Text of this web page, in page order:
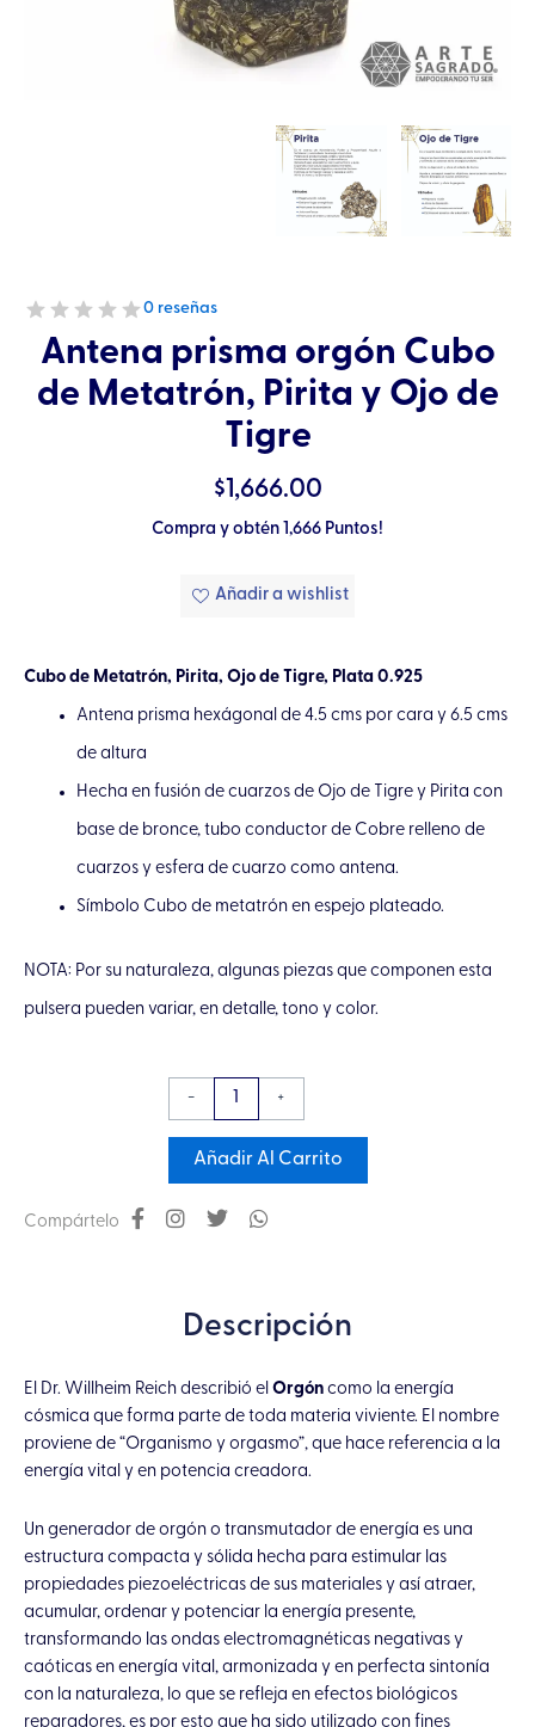
0 reseñas
Antena prisma orgón Cubo
de Metatrón, Pirita y Ojo de
Tigre
$1,666.00
Compra y obtén 1,666 Puntos!
Añadir a wishlist
Cubo de Metatrón, Pirita, Ojo de Tigre, Plata 0.925
Antena prisma hexágonal de 4.5 cms por cara y 6.5 cms
de altura
Hecha en fusión de cuarzos de Ojo de Tigre y Pirita con
base de bronce, tubo conductor de Cobre relleno de
cuarzos y esfera de cuarzo como antena.
Símbolo Cubo de metatrón en espejo plateado.
NOTA: Por su naturaleza, algunas piezas que componen esta
pulsera pueden variar, en detalle, tono y color.
-
prisma
orgón
Cubo
de
Ojo
cantidad
+
Añadir Al Carrito
Compártelo
Descripción
El Dr. Willheim Reich describió el Orgón como la energía
cósmica que forma parte de toda materia viviente. El nombre
proviene de “Organismo y orgasmo”, que hace referencia a la
energía vital y en potencia creadora.
Un generador de orgón o transmutador de energía es una
estructura compacta y sólida hecha para estimular las
propiedades piezoeléctricas de sus materiales y así atraer,
acumular, ordenar y potenciar la energía presente,
transformando las ondas electromagnéticas negativas y
caóticas en energía vital, armonizada y en perfecta sintonía
con la naturaleza, lo que se refleja en efectos biológicos
reparadores, es por esto que ha sido utilizado con fines